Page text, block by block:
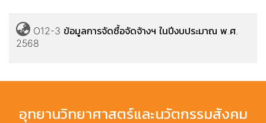
O12-3 ข้อมูลการจัดซื้อจัดจ้างฯ ในปีงบประมาณ พ.ศ.
2568
อุทยานวิทยาศาสตร์และนวัตกรรมสังคม